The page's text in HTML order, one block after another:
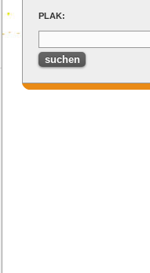
PLAK: